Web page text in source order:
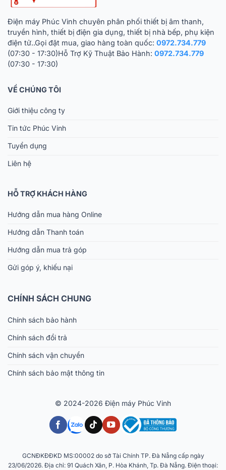
Điện máy Phúc Vinh chuyên phân phối thiết bị âm thanh,
truyền hình, thiết bị điện gia dụng, thiết bị nhà bếp, phụ kiện
điện tử..Gọi đặt mua, giao hàng toàn quốc: 0972.734.779
(07:30 - 17:30)Hỗ Trợ Kỹ Thuật Bảo Hành: 0972.734.779
(07:30 - 17:30)
VỀ CHÚNG TÔI
Giới thiệu công ty
Tin tức Phúc Vinh
Tuyển dụng
Liên hệ
HỖ TRỢ KHÁCH HÀNG
Hướng dẫn mua hàng Online
Hướng dẫn Thanh toán
Hướng dẫn mua trả góp
Gửi góp ý, khiếu nại
CHÍNH SÁCH CHUNG
Chính sách bảo hành
Chính sách đổi trả
Chính sách vận chuyển
Chính sách bảo mật thông tin
© 2024-2026 Điện máy Phúc Vinh
GCNĐKĐĐKD MS:00002 do sở Tài Chính TP. Đà Nẵng cấp ngày
23/06/2026. Địa chỉ: 91 Quách Xân, P. Hòa Khánh, Tp. Đà Nẵng. Điện thoại: